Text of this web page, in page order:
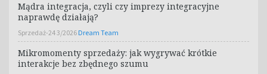
Mądra integracja, czyli czy imprezy integracyjne
naprawdę działają?
Sprzedaż-24 3/2026 Dream Team
Mikromomenty sprzedaży: jak wygrywać krótkie
interakcje bez zbędnego szumu